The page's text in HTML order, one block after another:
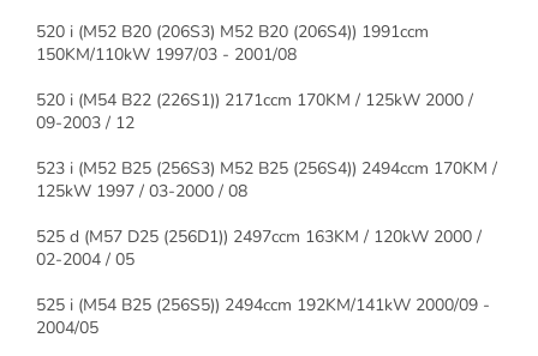
520 i (M52 B20 (206S3) M52 B20 (206S4)) 1991ccm
150KM/110kW 1997/03 - 2001/08
520 i (M54 B22 (226S1)) 2171ccm 170KM / 125kW 2000 /
09-2003 / 12
523 i (M52 B25 (256S3) M52 B25 (256S4)) 2494ccm 170KM /
125kW 1997 / 03-2000 / 08
525 d (M57 D25 (256D1)) 2497ccm 163KM / 120kW 2000 /
02-2004 / 05
525 i (M54 B25 (256S5)) 2494ccm 192KM/141kW 2000/09 -
2004/05